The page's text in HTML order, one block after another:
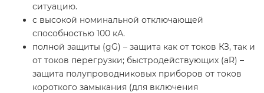
ситуацию.
с высокой номинальной отключающей
способностью 100 кА.
полной защиты (gG) – защита как от токов КЗ, так и
от токов перегрузки; быстродействующих (aR) –
защита полупроводниковых приборов от токов
короткого замыкания (для включения